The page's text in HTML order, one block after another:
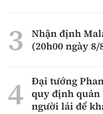
Nhận định
(20h00 ngày 8/
Đại tướng
quy định
người lái để